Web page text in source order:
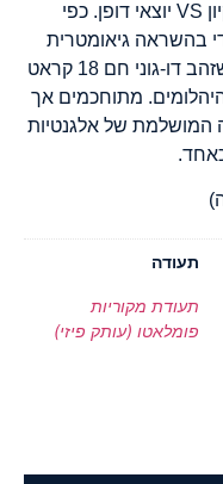
עוצר נשימה מכל זווית, עם צבע F וניקיון VS יוצאי דופן. כפי
בהשראה גיאומטרית
יוצר אפקט תלת-ממדי יפהפה, בעוד שזהב דו-גוני חם 18 קראט
היהלומים. מתוחכמים אך
המושלמת של אלגנטיות
תעודה
תעודת מקוריות
פומלאטו (עותק פיזי)